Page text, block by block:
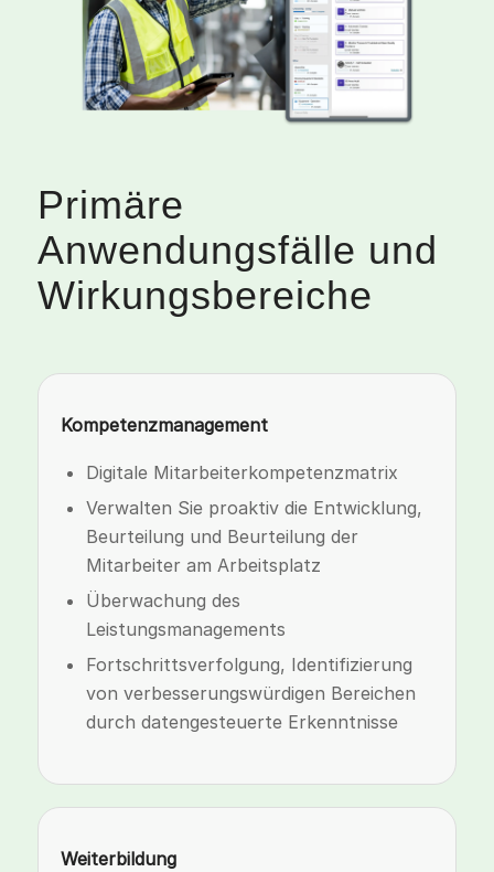
Primäre
Anwendungsfälle und
Wirkungsbereiche
Kompetenzmanagement
Digitale Mitarbeiterkompetenzmatrix
Verwalten Sie proaktiv die Entwicklung,
Beurteilung und Beurteilung der
Mitarbeiter am Arbeitsplatz
Überwachung des
Leistungsmanagements
Fortschrittsverfolgung, Identifizierung
von verbesserungswürdigen Bereichen
durch datengesteuerte Erkenntnisse
Weiterbildung